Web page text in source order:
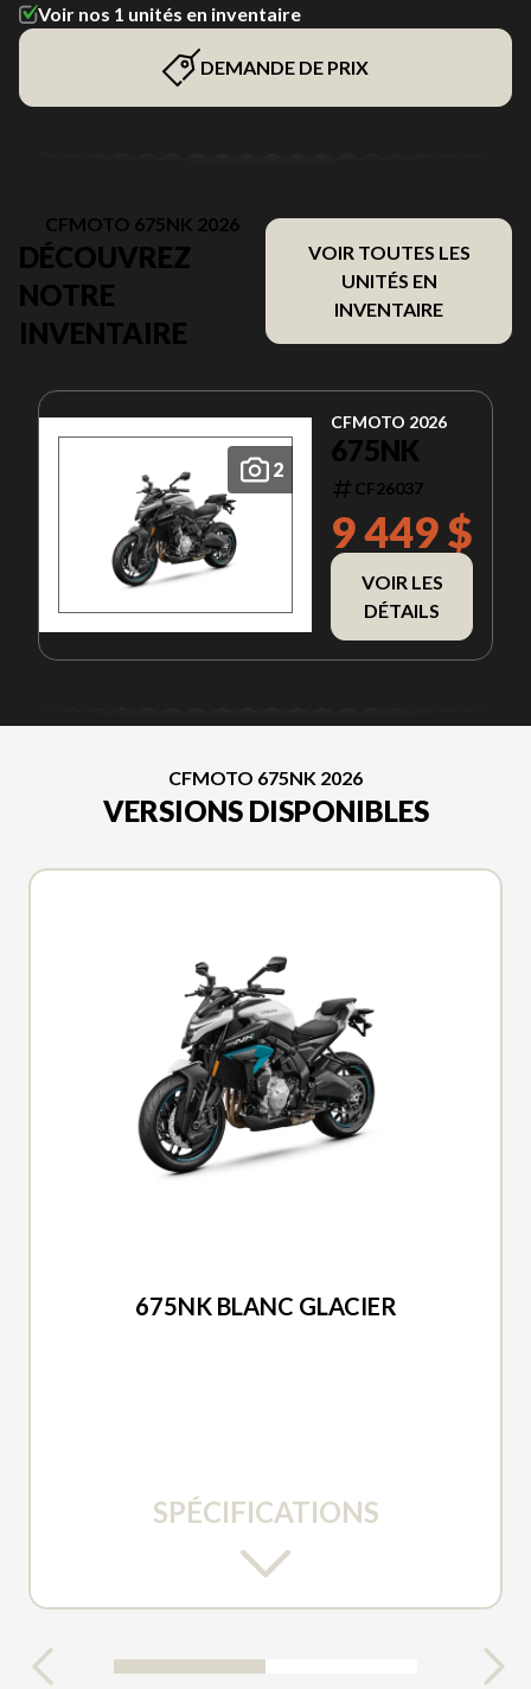
Voir nos 1 unités en inventaire
DEMANDE DE PRIX
CFMOTO 675NK 2026
DÉCOUVREZ
NOTRE
INVENTAIRE
VOIR TOUTES LES
UNITÉS EN
INVENTAIRE
2
CFMOTO 2026
675NK
CF26037
9 449 $
VOIR LES
DÉTAILS
CFMOTO 675NK 2026
VERSIONS DISPONIBLES
675NK BLANC GLACIER
SPÉCIFICATIONS